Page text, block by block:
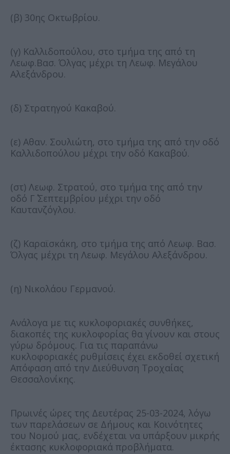
(β) 30ης Οκτωβρίου.
(γ) Καλλιδοπούλου, στο τμήμα της από τη
Λεωφ.Βασ. Όλγας μέχρι τη Λεωφ. Μεγάλου
Αλεξάνδρου.
(δ) Στρατηγού Κακαβού.
(ε) Αθαν. Σουλιώτη, στο τμήμα της από την οδό
Καλλιδοπούλου μέχρι την οδό Κακαβού.
(στ) Λεωφ. Στρατού, στο τμήμα της από την
οδό Γ΄ Σεπτεμβρίου μέχρι την οδό
Καυτανζόγλου.
(ζ) Καραϊσκάκη, στο τμήμα της από Λεωφ. Βασ.
Όλγας μέχρι τη Λεωφ. Μεγάλου Αλεξάνδρου.
(η) Νικολάου Γερμανού.
Ανάλογα με τις κυκλοφοριακές συνθήκες,
διακοπές της κυκλοφορίας θα γίνουν και στους
γύρω δρόμους. Για τις παραπάνω
κυκλοφοριακές ρυθμίσεις έχει εκδοθεί σχετική
Απόφαση από την Διεύθυνση Τροχαίας
Θεσσαλονίκης.
Πρωινές ώρες της Δευτέρας 25-03-2024, λόγω
των παρελάσεων σε Δήμους και Κοινότητες
του Νομού μας, ενδέχεται να υπάρξουν μικρής
έκτασης κυκλοφοριακά προβλήματα.